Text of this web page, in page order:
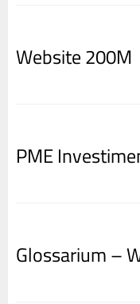
Website 200M
PME
Glossarium –